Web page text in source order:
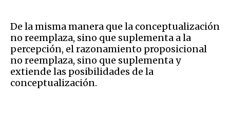
De la misma manera que la conceptualización
no reemplaza, sino que suplementa a la
percepción, el razonamiento proposicional
no reemplaza, sino que suplementa y
extiende las posibilidades de la
conceptualización.